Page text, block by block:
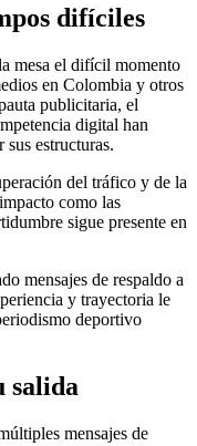
difíciles
mesa el difícil momento
en Colombia y otros
publicitaria, el
digital han
sus estructuras.
del tráfico y de la
como las
sigue presente en
mensajes de respaldo a
y trayectoria le
deportivo
salida
mensajes de